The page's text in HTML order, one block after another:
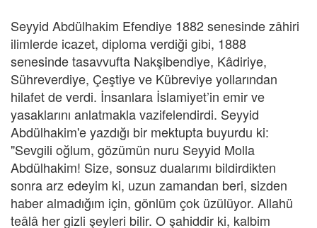
Seyyid Abdülhakim Efendiye 1882 senesinde zâhiri
ilimlerde icazet, diploma verdiği gibi, 1888
senesinde tasavvufta Nakşibendiye, Kâdiriye,
Sühreverdiye, Çeştiye ve Kübreviye yollarından
hilafet de verdi. İnsanlara İslamiyet’in emir ve
yasaklarını anlatmakla vazifelendirdi. Seyyid
Abdülhakim'e yazdığı bir mektupta buyurdu ki:
"Sevgili oğlum, gözümün nuru Seyyid Molla
Abdülhakim! Size, sonsuz dualarımı bildirdikten
sonra arz edeyim ki, uzun zamandan beri, sizden
haber almadığım için, gönlüm çok üzülüyor. Allahü
teâlâ her gizli şeyleri bilir. O şahiddir ki, kalbim